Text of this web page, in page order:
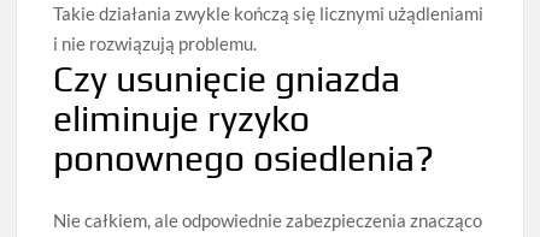
Takie działania zwykle kończą się licznymi użądleniami
i nie rozwiązują problemu.
Czy usunięcie gniazda
eliminuje ryzyko
ponownego osiedlenia?
Nie całkiem, ale odpowiednie zabezpieczenia znacząco